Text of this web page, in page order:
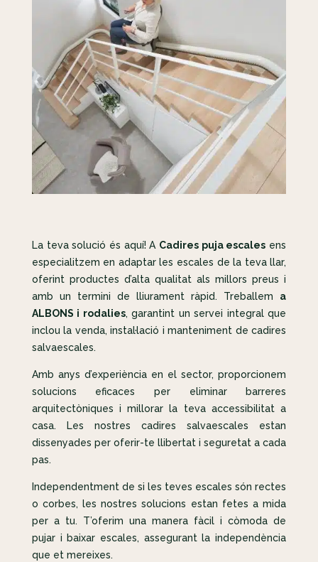
La teva solució és aquí! A Cadires puja escales ens
especialitzem en adaptar les escales de la teva llar,
oferint productes d’alta qualitat als millors preus i
amb un termini de lliurament ràpid. Treballem a
ALBONS i rodalies, garantint un servei integral que
inclou la venda, instal·lació i manteniment de cadires
salvaescales.
Amb anys d’experiència en el sector, proporcionem
solucions eficaces per eliminar barreres
arquitectòniques i millorar la teva accessibilitat a
casa. Les nostres cadires salvaescales estan
dissenyades per oferir-te llibertat i seguretat a cada
pas.
Independentment de si les teves escales són rectes
o corbes, les nostres solucions estan fetes a mida
per a tu. T’oferim una manera fàcil i còmoda de
pujar i baixar escales, assegurant la independència
que et mereixes.